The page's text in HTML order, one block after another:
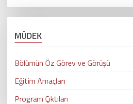
MÜDEK
Bölümün Öz Görev ve Görüşü
Eğitim Amaçları
Program Çıktıları